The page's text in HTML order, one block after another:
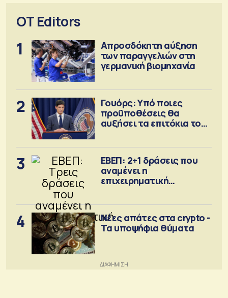
OT Editors
1
Απροσδόκητη αύξηση
των παραγγελιών στη
γερμανική βιομηχανία
2
Γουόρς: Υπό ποιες
προϋποθέσεις θα
αυξήσει τα επιτόκια τον
3
ΕΒΕΠ: 2+1 δράσεις που
αναμένει η
επιχειρηματική
4
Νέες απάτες στα crypto -
Τα υποψήφια θύματα